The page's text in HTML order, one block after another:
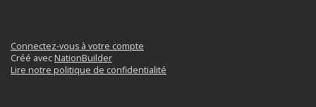
Connectez-vous à votre compte
Créé avec NationBuilder
Lire notre politique de confidentialité